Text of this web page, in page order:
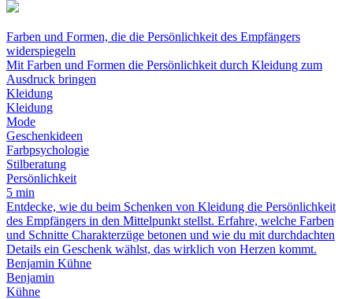
Farben und Formen, die die Persönlichkeit des Empfängers
widerspiegeln
Mit Farben und Formen die Persönlichkeit durch Kleidung zum
Ausdruck bringen
Kleidung
Kleidung
Mode
Geschenkideen
Farbpsychologie
Stilberatung
Persönlichkeit
5 min
Entdecke, wie du beim Schenken von Kleidung die Persönlichkeit
des Empfängers in den Mittelpunkt stellst. Erfahre, welche Farben
und Schnitte Charakterzüge betonen und wie du mit durchdachten
Details ein Geschenk wählst, das wirklich von Herzen kommt.
Benjamin Kühne
Benjamin
Kühne